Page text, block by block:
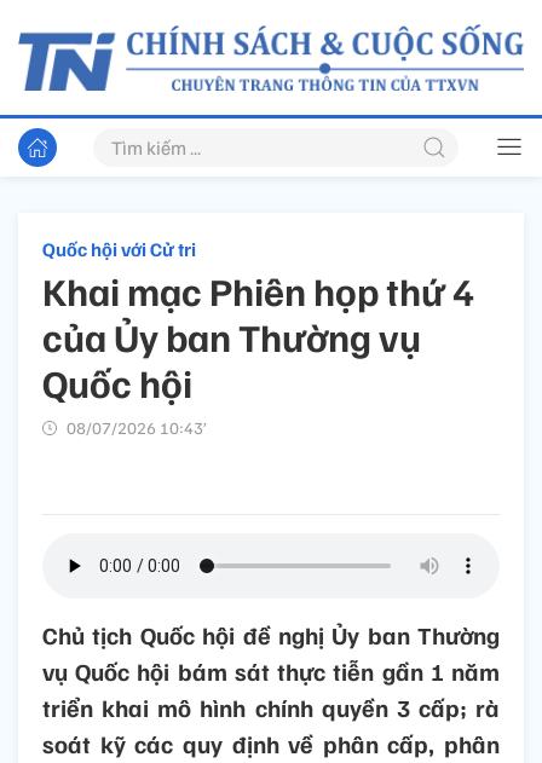
Quốc hội với Cử tri
Khai mạc Phiên họp thứ 4
của Ủy ban Thường vụ
Quốc hội
08/07/2026 10:43’
Chủ tịch Quốc hội đề nghị Ủy ban Thường
vụ Quốc hội bám sát thực tiễn gần 1 năm
triển khai mô hình chính quyền 3 cấp; rà
soát kỹ các quy định về phân cấp, phân